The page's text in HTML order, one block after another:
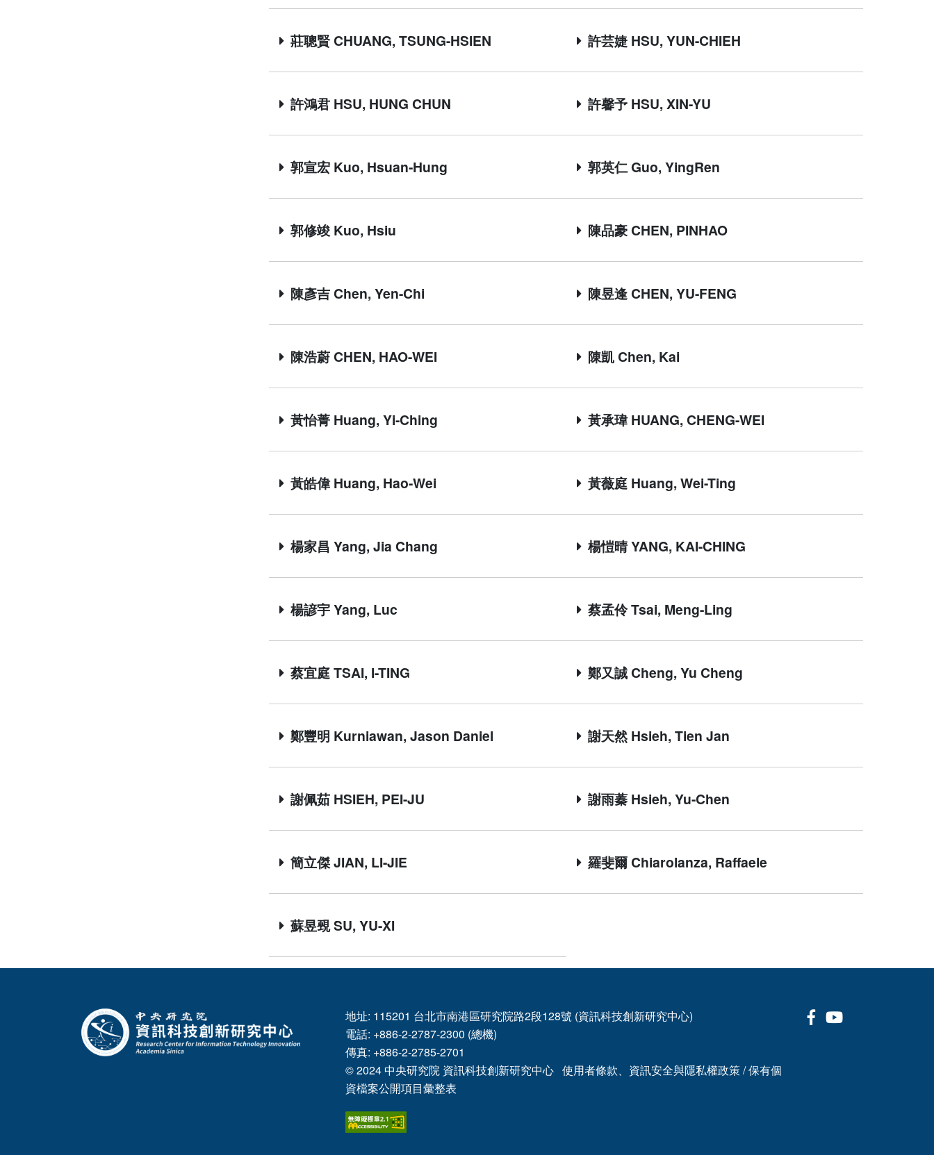
莊聰賢 CHUANG, TSUNG-HSIEN 許芸婕 HSU, YUN-CHIEH
許鴻君 HSU, HUNG CHUN 許馨予 HSU, XIN-YU
郭宣宏 Kuo, Hsuan-Hung 郭英仁 Guo, YingRen
郭修竣 Kuo, Hsiu 陳品豪 CHEN, PINHAO
陳彥吉 Chen, Yen-Chi 陳昱逢 CHEN, YU-FENG
陳浩蔚 CHEN, HAO-WEI 陳凱 Chen, Kai
黃怡菁 Huang, Yi-Ching 黃承瑋 HUANG, CHENG-WEI
黃皓偉 Huang, Hao-Wei 黃薇庭 Huang, Wei-Ting
楊家昌 Yang, Jia Chang 楊愷晴 YANG, KAI-CHING
楊諺宇 Yang, Luc 蔡孟伶 Tsai, Meng-Ling
蔡宜庭 TSAI, I-TING 鄭又誠 Cheng, Yu Cheng
鄭豐明 Kurniawan, Jason Daniel 謝天然 Hsieh, Tien Jan
謝佩茹 HSIEH, PEI-JU 謝雨蓁 Hsieh, Yu-Chen
簡立傑 JIAN, LI-JIE 羅斐爾 Chiarolanza, Raffaele
蘇昱覡 SU, YU-XI
地址: 115201 台北市南港區研究院路2段128號 (資訊科技創新研究中心)
電話: +886-2-2787-2300 (總機)
傳真: +886-2-2785-2701
© 2024中央研究院 資訊科技創新研究中心 使用者條款、資訊安全與隱私權政策/保有個
資檔案公開項目彙整表
Facebook
Youtube